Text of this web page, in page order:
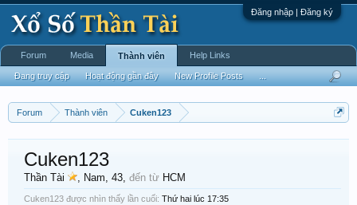
Đăng nhập | Đăng ký
Forum Thành viên Cuken123
Cuken123
Thần Tài , Nam, 43, đến từ HCM
Cuken123 được nhìn thấy lần cuối: Thứ hai lúc 17:35
Forum Media Thành viên
Đang truy cập Hoạt động gần đây New Profile Posts
Help Links